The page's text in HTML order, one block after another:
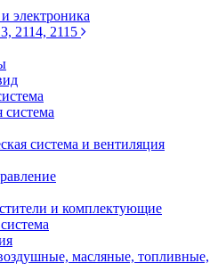
электроника
2114, 2115
система и вентиляция
и комплектующие
масляные, топливные,